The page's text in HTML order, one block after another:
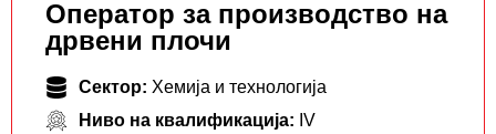
Оператор за производство на
дрвени плочи
Сектор: Хемија и технологија
Ниво на квалификација: IV